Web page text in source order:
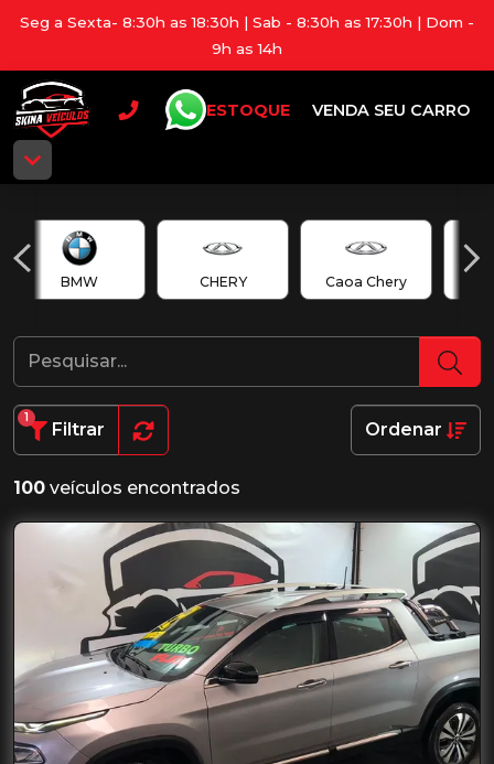
Seg a Sexta- 8:30h as 18:30h | Sab - 8:30h as 17:30h | Dom -
9h as 14h
ESTOQUE VENDA SEU CARRO
BMW CHERY Caoa Chery
Filtrar
1
Ordenar
100 veículos encontrados